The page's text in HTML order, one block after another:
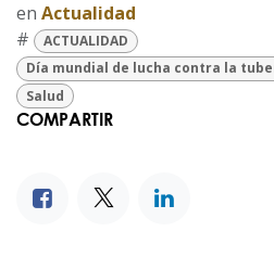
en Actualidad
#
ACTUALIDAD
Día mundial de lucha contra la
Salud
COMPARTIR